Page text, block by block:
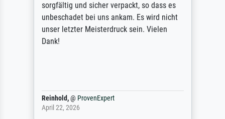
sorgfältig und sicher verpackt, so dass es
unbeschadet bei uns ankam. Es wird nicht
unser letzter Meisterdruck sein. Vielen
Dank!
Reinhold,@ ProvenExpert
April 22, 2026